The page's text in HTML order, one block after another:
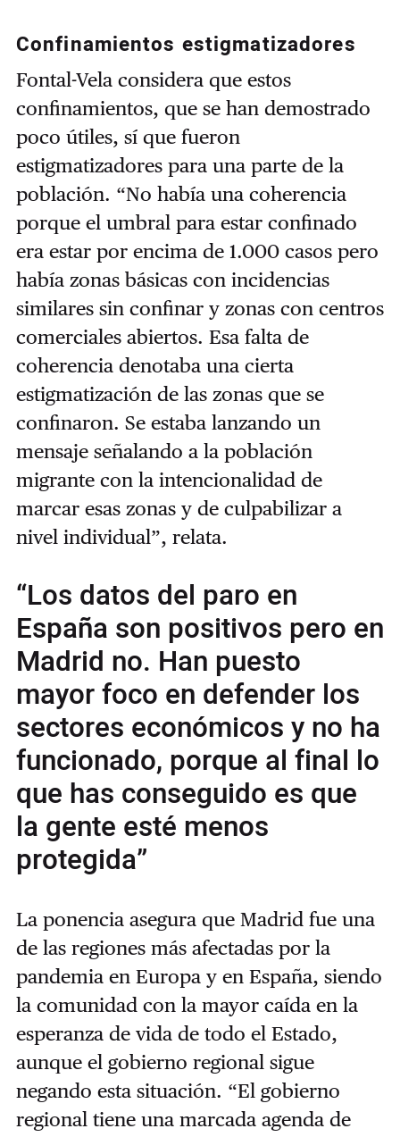
Confinamientos estigmatizadores
Fontal-Vela considera que estos
confinamientos, que se han demostrado
poco útiles, sí que fueron
estigmatizadores para una parte de la
población. “No había una coherencia
porque el umbral para estar confinado
era estar por encima de 1.000 casos pero
había zonas básicas con incidencias
similares sin confinar y zonas con centros
comerciales abiertos. Esa falta de
coherencia denotaba una cierta
estigmatización de las zonas que se
confinaron. Se estaba lanzando un
mensaje señalando a la población
migrante con la intencionalidad de
marcar esas zonas y de culpabilizar a
nivel individual”, relata.
“Los datos del paro en
España son positivos pero en
Madrid no. Han puesto
mayor foco en defender los
sectores económicos y no ha
funcionado, porque al final lo
que has conseguido es que
la gente esté menos
protegida”
La ponencia asegura que Madrid fue una
de las regiones más afectadas por la
pandemia en Europa y en España, siendo
la comunidad con la mayor caída en la
esperanza de vida de todo el Estado,
aunque el gobierno regional sigue
negando esta situación. “El gobierno
regional tiene una marcada agenda de